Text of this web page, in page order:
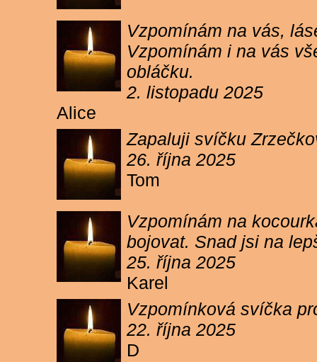
Vzpomínám na vás,
Vzpomínám i na vás
obláčku.
2. listopadu 2025
Alice
Zapaluji svíčku
26. října 2025
Tom
Vzpomínám na
bojovat. Snad jsi na
25. října 2025
Karel
Vzpomínková svíčka
22. října 2025
D